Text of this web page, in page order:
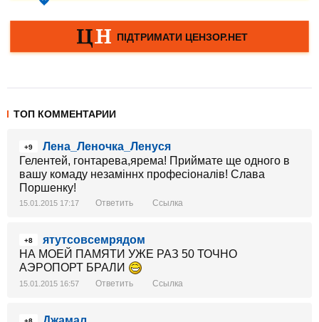
ТОП КОММЕНТАРИИ
+9
Лена_Леночка_Ленуся
Гелентей, гонтарева,ярема! Приймате ще одного в
вашу комаду незаміннх професіоналів! Слава
Поршенку!
15.01.2015 17:17 Ответить Ссылка
+8
ятутсовсемрядом
НА МОЕЙ ПАМЯТИ УЖЕ РАЗ 50 ТОЧНО
АЭРОПОРТ БРАЛИ
15.01.2015 16:57 Ответить Ссылка